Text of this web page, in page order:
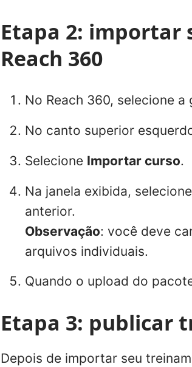
Etapa 2: importar
Reach 360
No Reach 360, selecione
No canto superior
Selecione Importar curso.
Na janela exibida,
anterior.
Observação: você deve
arquivos individuais.
Quando o upload do
Etapa 3: publicar
Depois de importar seu